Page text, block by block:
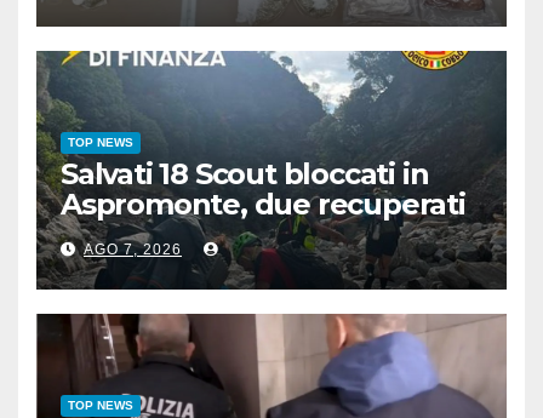
TOP NEWS
Salvati 18 Scout bloccati in
Aspromonte, due recuperati
in elicottero
AGO 7, 2026
TOP NEWS